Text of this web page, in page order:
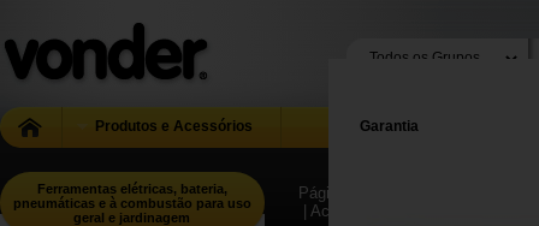
Produtos e Acessórios Garantia
Ferramentas elétricas, bateria,
pneumáticas e à combustão para uso
geral e jardinagem
Página Inicial
| Acessórios para ferramentas a